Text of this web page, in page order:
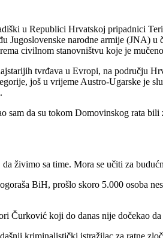
u Republici Hrvatskoj pripadnici
Jugoslovenske narodne armije (JNA)
civilnom stanovništvu koje je
tvrđava u Evropi, na području
još u vrijeme Austro-Ugarske je
da su tokom Domovinskog rata
živimo sa time. Mora se učiti za
BiH, prošlo skoro 5.000 osoba
Čurković koji do danas nije dočekao
kriminalistički istražilac za ratne